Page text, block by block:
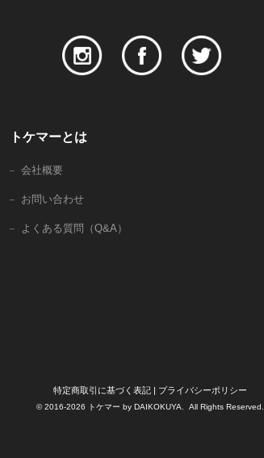
トケマーとは
会社概要
お問い合わせ
よくある質問（Q&A）
特定商取引に基づく表記 プライバシーポリシー
© 2016-2026 トケマー by DAIKOKUYA. All Rights Reserved.